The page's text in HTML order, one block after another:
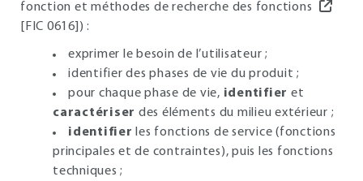
fonction et méthodes de recherche des fonctions
[FIC 0616]) :
exprimer le besoin de l’utilisateur ;
identifier des phases de vie du produit ;
pour chaque phase de vie, identifier et
caractériser des éléments du milieu extérieur ;
identifier les fonctions de service (fonctions
principales et de contraintes), puis les fonctions
techniques ;